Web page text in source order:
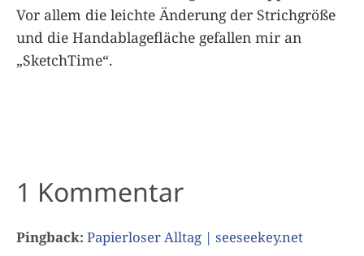
Vor allem die leichte Änderung der Strichgröße
und die Handablagefläche gefallen mir an
„SketchTime“.
1 Kommentar
Pingback: Papierloser Alltag | seeseekey.net